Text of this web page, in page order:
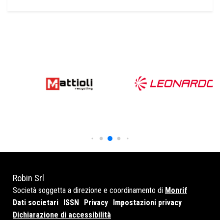
Robin Srl
Società soggetta a direzione e coordinamento di Monrif
Dati societari
ISSN Privacy
Impostazioni privacy
Dichiarazione di accessibilità